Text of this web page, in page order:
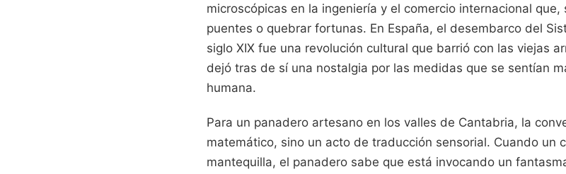
microscópicas en la ingeniería y el comercio internacional
puentes o quebrar fortunas. En España, el desembarco del
siglo XIX fue una revolución cultural que barrió con las viejas
dejó tras de sí una nostalgia por las medidas que se sentían
humana.
Para un panadero artesano en los valles de Cantabria, la
matemático, sino un acto de traducción sensorial. Cuando un
mantequilla, el panadero sabe que está invocando un